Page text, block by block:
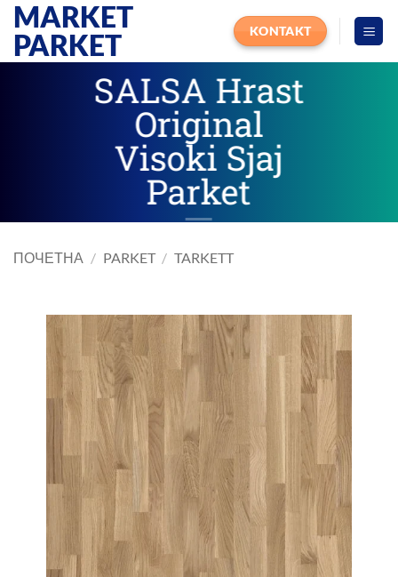
Прескочи
садржај
MARKET
PARKET
KONTAKT
SALSA Hrast
Original
Visoki Sjaj
Parket
ПОЧЕТНА / PARKET / TARKETT